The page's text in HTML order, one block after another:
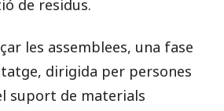
de residus.
les assemblees, una fase
dirigida per persones
suport de materials